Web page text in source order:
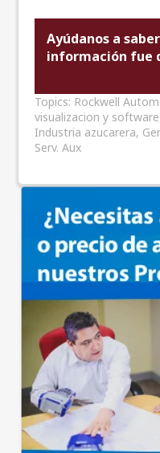
Ayúdanos a
información fue
Topics: Rockwell
visualizacion y software
Industria azucarera,
Serv. Aux